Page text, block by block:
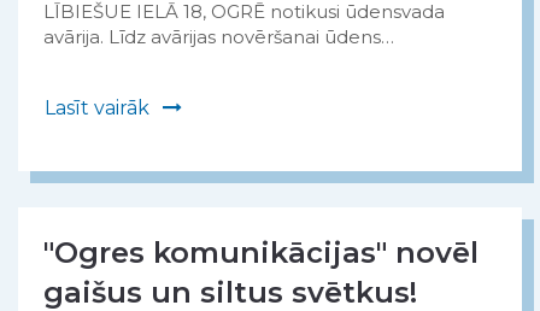
LĪBIEŠUE IELĀ 18, OGRĒ notikusi ūdensvada
avārija. Līdz avārijas novēršanai ūdens…
Lasīt vairāk
"Ogres komunikācijas" novēl
gaišus un siltus svētkus!